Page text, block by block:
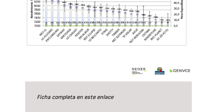
Ficha completa en este enlace